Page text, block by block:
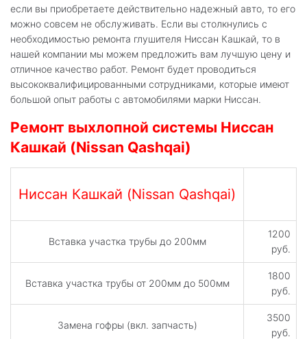
если вы приобретаете действительно надежный авто, то его
можно совсем не обслуживать. Если вы столкнулись с
необходимостью ремонта глушителя Ниссан Кашкай, то в
нашей компании мы можем предложить вам лучшую цену и
отличное качество работ. Ремонт будет проводиться
высококвалифицированными сотрудниками, которые имеют
большой опыт работы с автомобилями марки Ниссан.
Ремонт выхлопной системы Ниссан
Кашкай (Nissan Qashqai)
Ниссан Кашкай (Nissan Qashqai)
Вставка участка трубы до 200мм
1200
руб.
Вставка участка трубы от 200мм до 500мм
1800
руб.
Замена гофры (вкл. запчасть)
3500
руб.